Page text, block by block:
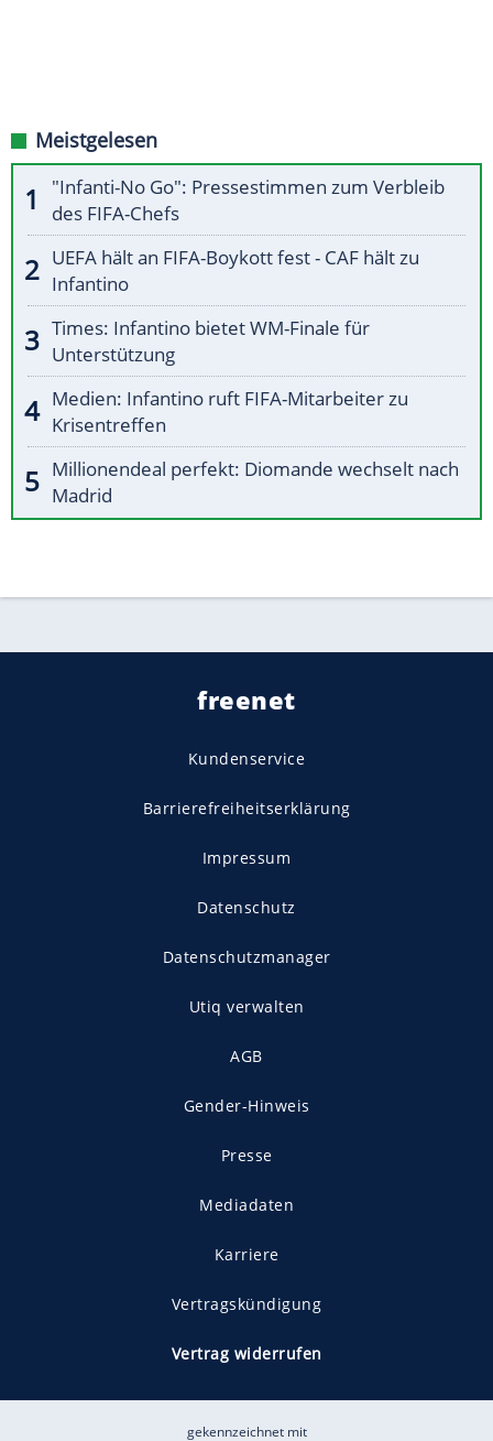
Meistgelesen
"Infanti-No Go": Pressestimmen zum Verbleib
des FIFA-Chefs
UEFA hält an FIFA-Boykott fest - CAF hält zu
Infantino
Times: Infantino bietet WM-Finale für
Unterstützung
Medien: Infantino ruft FIFA-Mitarbeiter zu
Krisentreffen
Millionendeal perfekt: Diomande wechselt nach
Madrid
freenet
Kundenservice
Barrierefreiheitserklärung
Impressum
Datenschutz
Datenschutzmanager
Utiq verwalten
AGB
Gender-Hinweis
Presse
Mediadaten
Karriere
Vertragskündigung
Vertrag widerrufen
gekennzeichnet mit